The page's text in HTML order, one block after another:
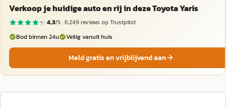
Verkoop je huidige auto en rij in deze Toyota Yaris
4,3/5 ·6.249reviews op Trustpilot
Bod binnen 24u
Veilig vanuit huis
Meld gratis en vrijblijvend aan